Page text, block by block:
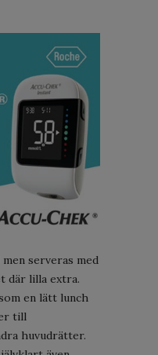
serveras med
där lilla extra.
en lätt lunch
till
huvudrätter.